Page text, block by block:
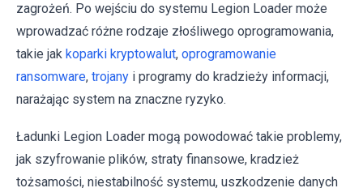
zagrożeń. Po wejściu do systemu Legion Loader może
wprowadzać różne rodzaje złośliwego oprogramowania,
takie jak koparki kryptowalut, oprogramowanie
ransomware, trojany i programy do kradzieży informacji,
narażając system na znaczne ryzyko.
Ładunki Legion Loader mogą powodować takie problemy,
jak szyfrowanie plików, straty finansowe, kradzież
tożsamości, niestabilność systemu, uszkodzenie danych